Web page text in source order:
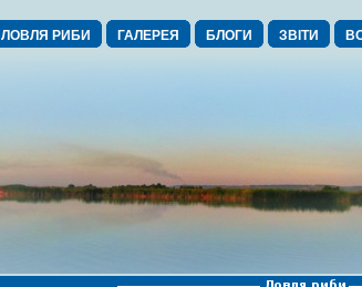
ЛОВЛЯ РИБИ ГАЛЕРЕЯ БЛОГИ ЗВІТИ